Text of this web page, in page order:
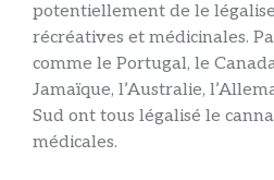
potentiellement de le
récréatives et médicinales.
comme le Portugal, le
Jamaïque, l’Australie,
Sud ont tous légalisé le
médicales.